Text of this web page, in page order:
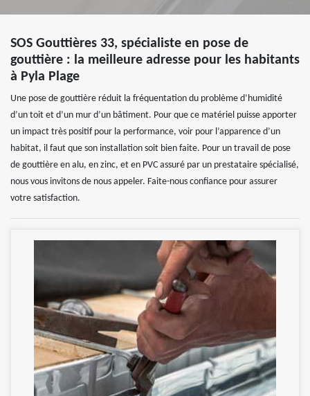
SOS Gouttières 33, spécialiste en pose de
gouttière : la meilleure adresse pour les habitants
à Pyla Plage
Une pose de gouttière réduit la fréquentation du problème d’humidité
d’un toit et d’un mur d’un bâtiment. Pour que ce matériel puisse apporter
un impact très positif pour la performance, voir pour l’apparence d’un
habitat, il faut que son installation soit bien faite. Pour un travail de pose
de gouttière en alu, en zinc, et en PVC assuré par un prestataire spécialisé,
nous vous invitons de nous appeler. Faite-nous confiance pour assurer
votre satisfaction.